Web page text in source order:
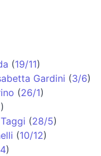
(19/11)
Gardini (3/6)
(26/1)
)
(28/5)
(10/12)
)